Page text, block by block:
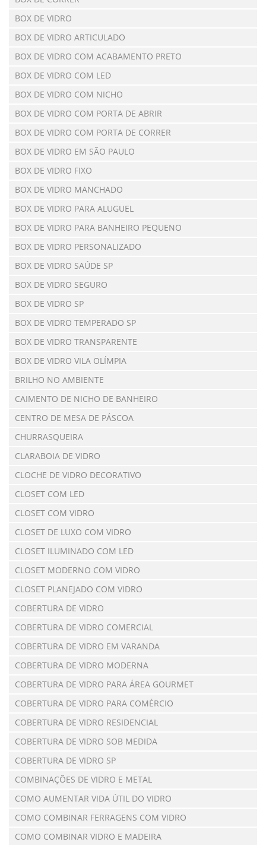
BOX DE VIDRO
BOX DE VIDRO ARTICULADO
BOX DE VIDRO COM ACABAMENTO PRETO
BOX DE VIDRO COM LED
BOX DE VIDRO COM NICHO
BOX DE VIDRO COM PORTA DE ABRIR
BOX DE VIDRO COM PORTA DE CORRER
BOX DE VIDRO EM SÃO PAULO
BOX DE VIDRO FIXO
BOX DE VIDRO MANCHADO
BOX DE VIDRO PARA ALUGUEL
BOX DE VIDRO PARA BANHEIRO PEQUENO
BOX DE VIDRO PERSONALIZADO
BOX DE VIDRO SAÚDE SP
BOX DE VIDRO SEGURO
BOX DE VIDRO SP
BOX DE VIDRO TEMPERADO SP
BOX DE VIDRO TRANSPARENTE
BOX DE VIDRO VILA OLÍMPIA
BRILHO NO AMBIENTE
CAIMENTO DE NICHO DE BANHEIRO
CENTRO DE MESA DE PÁSCOA
CHURRASQUEIRA
CLARABOIA DE VIDRO
CLOCHE DE VIDRO DECORATIVO
CLOSET COM LED
CLOSET COM VIDRO
CLOSET DE LUXO COM VIDRO
CLOSET ILUMINADO COM LED
CLOSET MODERNO COM VIDRO
CLOSET PLANEJADO COM VIDRO
COBERTURA DE VIDRO
COBERTURA DE VIDRO COMERCIAL
COBERTURA DE VIDRO EM VARANDA
COBERTURA DE VIDRO MODERNA
COBERTURA DE VIDRO PARA ÁREA GOURMET
COBERTURA DE VIDRO PARA COMÉRCIO
COBERTURA DE VIDRO RESIDENCIAL
COBERTURA DE VIDRO SOB MEDIDA
COBERTURA DE VIDRO SP
COMBINAÇÕES DE VIDRO E METAL
COMO AUMENTAR VIDA ÚTIL DO VIDRO
COMO COMBINAR FERRAGENS COM VIDRO
COMO COMBINAR VIDRO E MADEIRA